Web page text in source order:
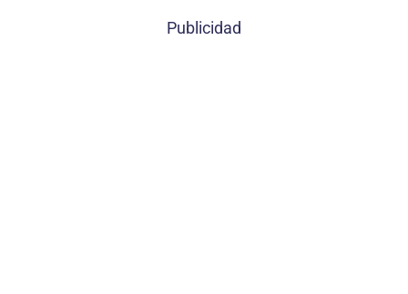
Publicidad